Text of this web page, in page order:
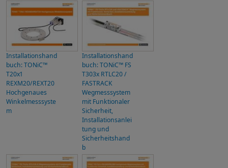
Installationshand
buch: TONiC™
T20x1
REXM20/REXT20
Hochgenaues
Winkelmesssyste
m
Installationshand
buch: TONiC™ FS
T303x RTLC20 /
FASTRACK
Wegmesssystem
mit Funktionaler
Sicherheit,
Installationsanlei
tung und
Sicherheitshand
b